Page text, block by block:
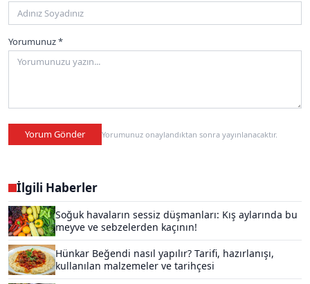
Yorumunuz *
Yorum Gönder Yorumunuz onaylandıktan sonra yayınlanacaktır.
İlgili Haberler
Soğuk havaların sessiz düşmanları: Kış aylarında bu
meyve ve sebzelerden kaçının!
Hünkar Beğendi nasıl yapılır? Tarifi, hazırlanışı,
kullanılan malzemeler ve tarihçesi